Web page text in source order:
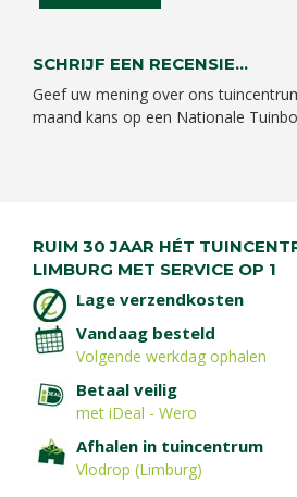
SCHRIJF EEN RECENSIE...
Geef uw mening over ons
maand kans op een Nationale
RUIM 30 JAAR HÉT
LIMBURG MET SERVICE OP 1
Lage verzendkosten
Vandaag besteld
Volgende werkdag ophalen
Betaal veilig
met iDeal - Wero
Afhalen in tuincentrum
Vlodrop (Limburg)